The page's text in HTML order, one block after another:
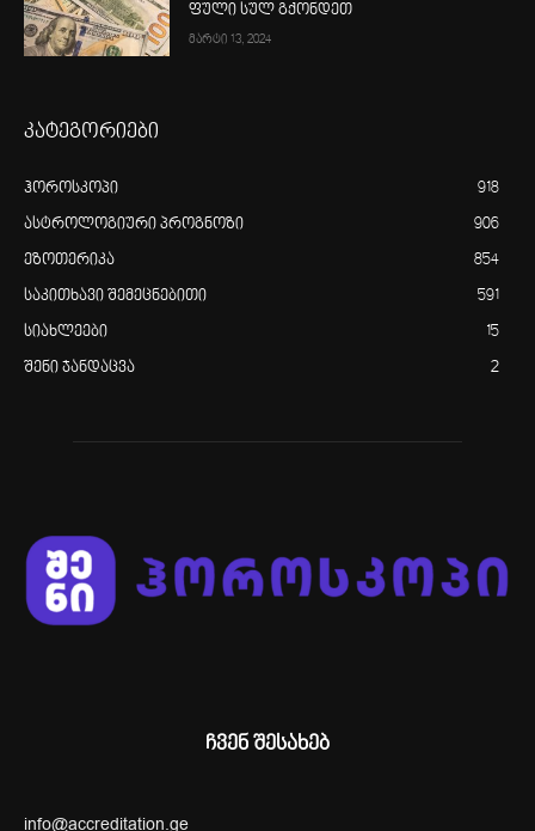
ფული სულ გქონდეთ
მარტი 13, 2024
კატეგორიები
ჰოროსკოპი 918
ასტროლოგიური პროგნოზი 906
ეზოთერიკა 854
საკითხავი შემეცნებითი 591
სიახლეები 15
შენი ჯანდაცვა 2
ჩვენ შესახებ
info@accreditation.ge